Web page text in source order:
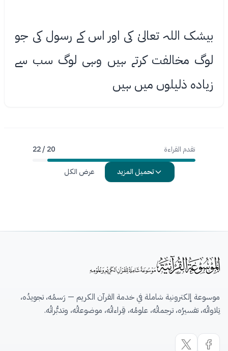
بیشک اللہ تعالیٰ کی اور اس کے رسول کی جو
لوگ مخالفت کرتے ہیں وہی لوگ سب سے
زیاده ذلیلوں میں ہیں
تقدم القراءة 20 / 22
تحميل المزيد عرض الكل
موسوعة إلكترونية شاملة في خدمة القرآن الكريم — رَسمُه، تجويدُه،
تِلاواتُه، تفسيرُه، ترجماتُه، علومُه، قِراءاتُه، موضوعاتُه، وتدبُّراتُه.